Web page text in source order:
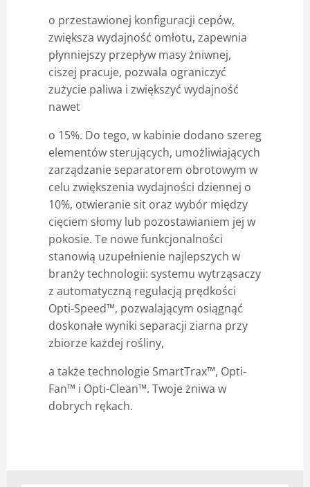
o przestawionej konfiguracji cepów,
zwiększa wydajność omłotu, zapewnia
płynniejszy przepływ masy żniwnej,
ciszej pracuje, pozwala ograniczyć
zużycie paliwa i zwiększyć wydajność
nawet
o 15%. Do tego, w kabinie dodano szereg
elementów sterujących, umożliwiających
zarządzanie separatorem obrotowym w
celu zwiększenia wydajności dziennej o
10%, otwieranie sit oraz wybór między
cięciem słomy lub pozostawianiem jej w
pokosie. Te nowe funkcjonalności
stanowią uzupełnienie najlepszych w
branży technologii: systemu wytrząsaczy
z automatyczną regulacją prędkości
Opti-Speed™, pozwalającym osiągnąć
doskonałe wyniki separacji ziarna przy
zbiorze każdej rośliny,
a także technologie SmartTrax™, Opti-
Fan™ i Opti-Clean™. Twoje żniwa w
dobrych rękach.